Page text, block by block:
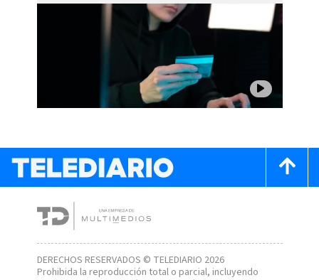
DERECHOS RESERVADOS © TELEDIARIO 2026
Prohibida la reproducción total o parcial, incluyendo